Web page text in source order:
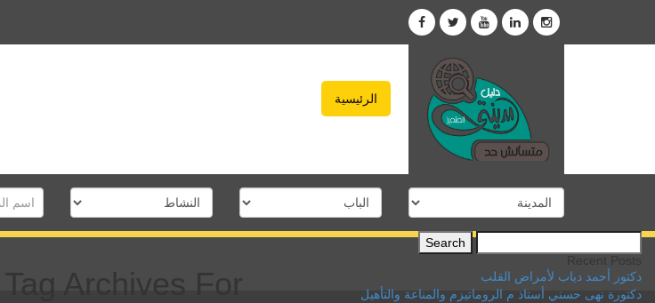
الرئيسية
Tag Archives For علاج خشونة الركبة بدون جراحة
Search
for:
Recent Posts
دكتور أحمد دياب لأمراض القلب
دكتورة نهى حسني أستاذ م الروماتيزم والمناعة والتأهيل